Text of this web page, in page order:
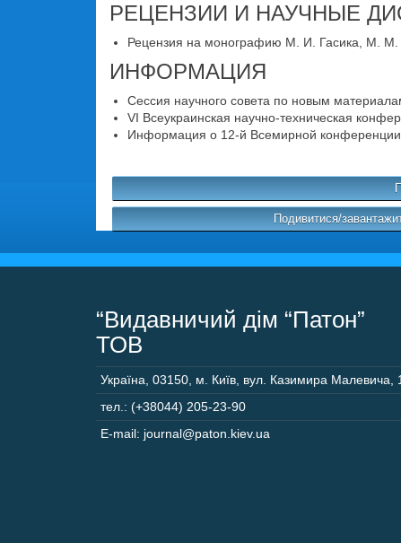
РЕЦЕНЗИИ И НАУЧНЫЕ
Рецензия на монографию М. И. Гасика, М. М.
ИНФОРМАЦИЯ
Сессия научного совета по новым
VI Всеукраинская научно-техническая
Информация о 12-й Всемирной
Подивитися/
“Видавничий дім “Патон”
ТОВ
Україна 03150 м. Київ, вул. Казимира Малевича,
тел.: (+38044) 205-23-90
E-mail: journal@paton.kiev.ua